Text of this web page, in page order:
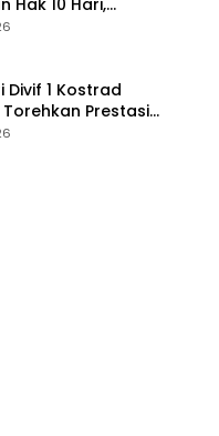
Terjadwal Waktu
Divif 1 Kostrad
Prestasi
di Berbagai Ajang